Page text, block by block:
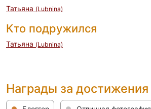
Татьяна (Lubnina)
Кто подружился
Татьяна (Lubnina)
Награды за достижения